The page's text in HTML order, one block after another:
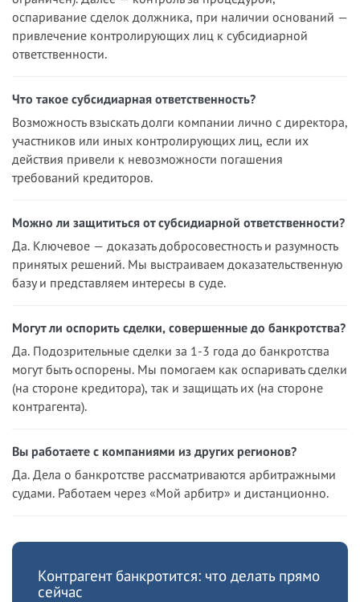
оспаривание сделок должника, при наличии оснований —
привлечение контролирующих лиц к субсидиарной
ответственности.
Что такое субсидиарная ответственность?
Возможность взыскать долги компании лично с директора,
участников или иных контролирующих лиц, если их
действия привели к невозможности погашения
требований кредиторов.
Можно ли защититься от субсидиарной ответственности?
Да. Ключевое — доказать добросовестность и разумность
принятых решений. Мы выстраиваем доказательственную
базу и представляем интересы в суде.
Могут ли оспорить сделки, совершенные до банкротства?
Да. Подозрительные сделки за 1-3 года до банкротства
могут быть оспорены. Мы помогаем как оспаривать сделки
(на стороне кредитора), так и защищать их (на стороне
контрагента).
Вы работаете с компаниями из других регионов?
Да. Дела о банкротстве рассматриваются арбитражными
судами. Работаем через «Мой арбитр» и дистанционно.
Контрагент банкротится: что делать прямо
сейчас